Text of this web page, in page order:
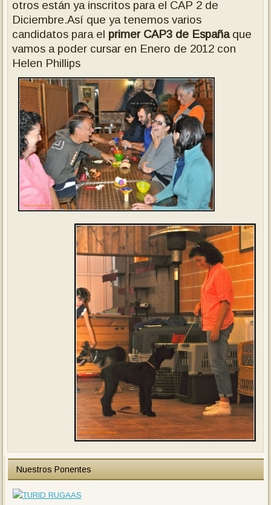
otros están ya inscritos para el CAP 2 de
Diciembre.Así que ya tenemos varios
candidatos para el primer CAP3 de Españaque
vamos a poder cursar en Enero de 2012 con
Helen Phillips
Nuestros Ponentes